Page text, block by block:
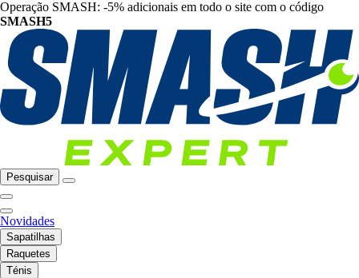
Operação SMASH: -5% adicionais em todo o site com o código
SMASH5
Pesquisar
Novidades
Sapatilhas
Raquetes
Ténis